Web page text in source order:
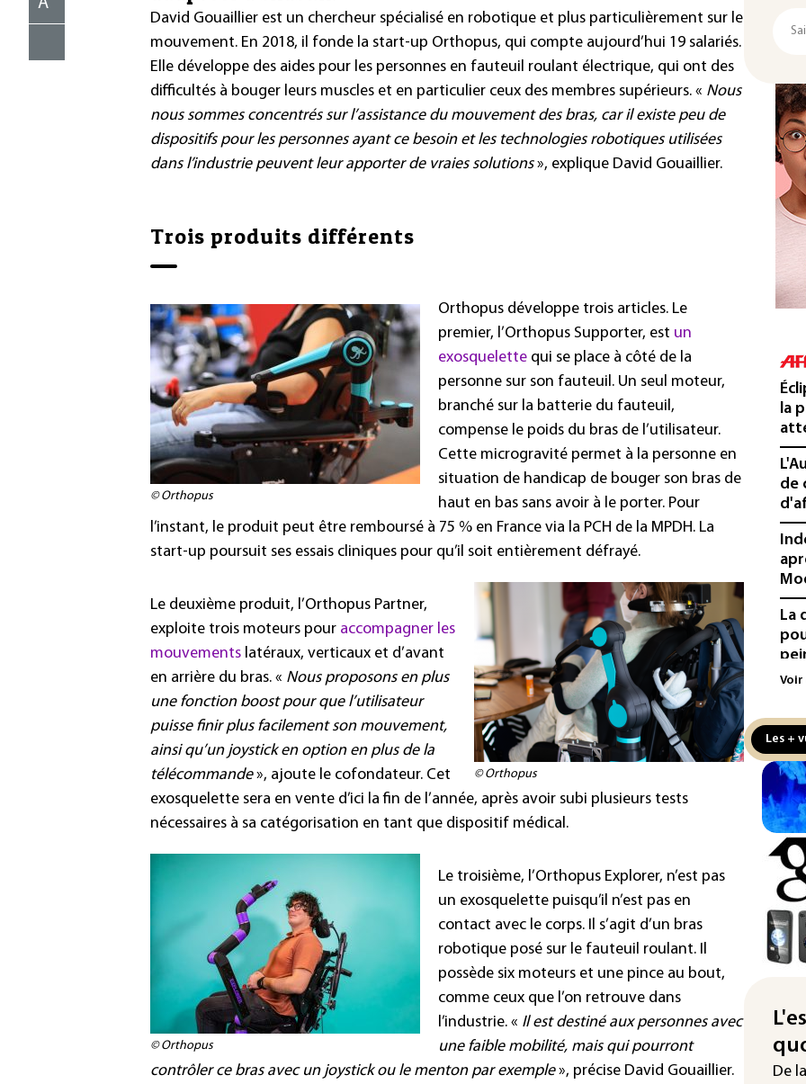
David Gouaillier est un chercheur spécialisé en robotique et plus particulièrement sur le
mouvement. En 2018, il fonde la start-up Orthopus, qui compte aujourd’hui 19 salariés.
Elle développe des aides pour les personnes en fauteuil roulant électrique, qui ont des
difficultés à bouger leurs muscles et en particulier ceux des membres supérieurs. « Nous
nous sommes concentrés sur l’assistance du mouvement des bras, car il existe peu de
dispositifs pour les personnes ayant ce besoin et les technologies robotiques utilisées
dans l’industrie peuvent leur apporter de vraies solutions», explique David Gouaillier.
Trois produits différents
© Orthopus
Orthopus développe trois articles. Le
premier, l’Orthopus Supporter, est un
exosquelette qui se place à côté de la
personne sur son fauteuil. Un seul moteur,
branché sur la batterie du fauteuil,
compense le poids du bras de l’utilisateur.
Cette microgravité permet à la personne en
situation de handicap de bouger son bras de
haut en bas sans avoir à le porter. Pour
l’instant, le produit peut être remboursé à 75 % en France via la PCH de la MPDH. La
start-up poursuit ses essais cliniques pour qu’il soit entièrement défrayé.
© Orthopus
Le deuxième produit, l’Orthopus Partner,
exploite trois moteurs pour accompagner les
mouvements latéraux, verticaux et d’avant
en arrière du bras. « Nous proposons en plus
une fonction boost pour que l’utilisateur
puisse finir plus facilement son mouvement,
ainsi qu’un joystick en option en plus de la
télécommande», ajoute le cofondateur. Cet
exosquelette sera en vente d’ici la fin de l’année, après avoir subi plusieurs tests
nécessaires à sa catégorisation en tant que dispositif médical.
© Orthopus
Le troisième, l’Orthopus Explorer, n’est pas
un exosquelette puisqu’il n’est pas en
contact avec le corps. Il s’agit d’un bras
robotique posé sur le fauteuil roulant. Il
possède six moteurs et une pince au bout,
comme ceux que l’on retrouve dans
l’industrie. « Il est destiné aux personnes avec
une faible mobilité, mais qui pourront
contrôler ce bras avec un joystick ou le menton par exemple», précise David Gouaillier.
la
de
La
IA
Sri
Voir
Les +
De